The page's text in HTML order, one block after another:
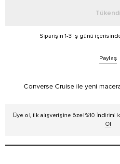
Tükendi
Siparişin 1-3 iş günü
Paylaş
Converse Cruise ile yeni
Üye ol, ilk alışverişine özel %10 İndirimi
Ol